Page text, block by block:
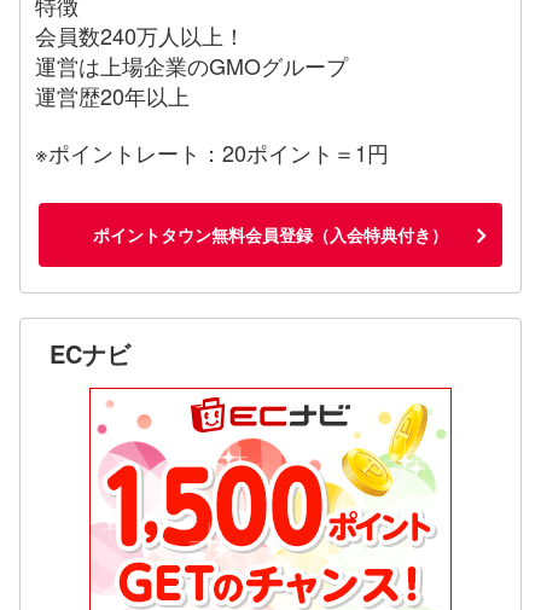
会員数240万人以上！
運営は上場企業のGMOグループ
運営歴20年以上
※ポイントレート：20ポイント＝1円
ポイントタウン無料会員登録（入会特典付き）
ECナビ